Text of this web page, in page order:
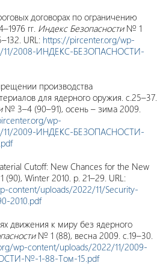
договорах по ограничению
гг. Индекс Безопасности№ 1
URL: https://pircenter.org/wp-
11/2008-ИНДЕКС-БЕЗОПАСНОСТИ-
производства
для ядерного оружия. с.25–37.
№ 3–4 (90–91), осень – зима 2009.
wp-
11/2009-ИНДЕКС-БЕЗОПАСНОСТИ-
Cutoff: New Chances for the New
(90), Winter 2010. p. 21–29. URL:
content/uploads/2022/11/Security-
2010.pdf
движения к миру без ядерного
№ 1 (88), весна 2009. c.19–30.
wp-content/uploads/2022/11/2009-
№-1-88-Том-15.pdf